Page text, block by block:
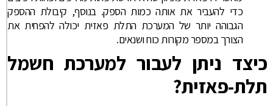
כדי להעביר את אותה כמות הספק. בנוסף, קיבולת ההספק
הגבוהה יותר של המערכת התלת פאזית יכולה להפחית את
הצורך במספר מקורות כוח ושנאים.
כיצד ניתן לעבור למערכת חשמל
תלת-פאזית?